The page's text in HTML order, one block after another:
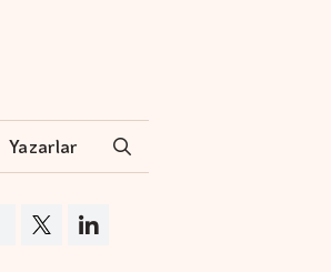
Yazarlar
ABD'nin yeni tarifesi